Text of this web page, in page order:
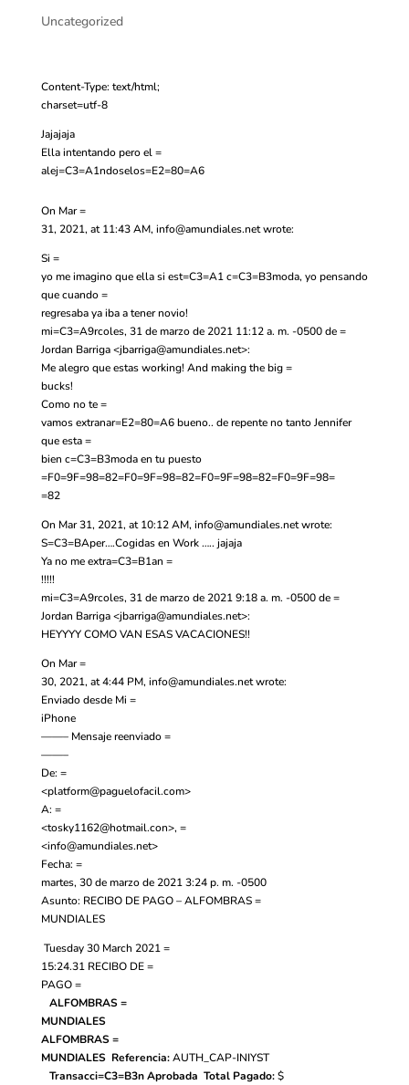
Uncategorized
Content-Type: text/html;
charset=utf-8
Jajajaja
Ella intentando pero el =
alej=C3=A1ndoselos=E2=80=A6
On Mar =
31, 2021, at 11:43 AM, info@amundiales.netwrote:
Si =
yo me imagino que ella si est=C3=A1 c=C3=B3moda, yo pensando
que cuando =
regresaba ya iba a tener novio!
mi=C3=A9rcoles, 31 de marzo de 2021 11:12 a. m. -0500 de =
Jordan Barriga <jbarriga@amundiales.net>:
Me alegro que estas working! And making the big =
bucks!
Como no te =
vamos extranar=E2=80=A6 bueno.. de repente no tanto Jennifer
que esta =
bien c=C3=B3moda en tu puesto
=F0=9F=98=82=F0=9F=98=82=F0=9F=98=82=F0=9F=98=
=82
On Mar 31, 2021, at 10:12 AM, info@amundiales.net wrote:
S=C3=BAper….Cogidas en Work ….. jajaja
Ya no me extra=C3=B1an =
!!!!!
mi=C3=A9rcoles, 31 de marzo de 2021 9:18 a. m. -0500 de =
Jordan Barriga <jbarriga@amundiales.net>:
HEYYYY COMO VAN ESAS VACACIONES!!
On Mar =
30, 2021, at 4:44 PM, info@amundiales.net wrote:
Enviado desde Mi =
iPhone
——– Mensaje reenviado =
——–
De: =
<platform@paguelofacil.com>
A: =
<tosky1162@hotmail.con>, =
<info@amundiales.net>
Fecha: =
martes, 30 de marzo de 2021 3:24 p. m. -0500
Asunto: RECIBO DE PAGO – ALFOMBRAS =
MUNDIALES
Tuesday 30 March 2021 =
15:24.31RECIBO DE =
PAGO =
ALFOMBRAS =
MUNDIALES
ALFOMBRAS =
MUNDIALES Referencia: AUTH_CAP-INIYST
Transacci=C3=B3n Aprobada Total Pagado: $